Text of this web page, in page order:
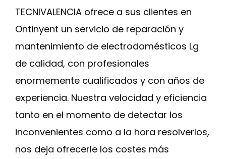
TECNIVALENCIA ofrece a sus clientes en
Ontinyent un servicio de reparación y
mantenimiento de electrodomésticos Lg
de calidad, con profesionales
enormemente cualificados y con años de
experiencia. Nuestra velocidad y eficiencia
tanto en el momento de detectar los
inconvenientes como a la hora resolverlos,
nos deja ofrecerle los costes más